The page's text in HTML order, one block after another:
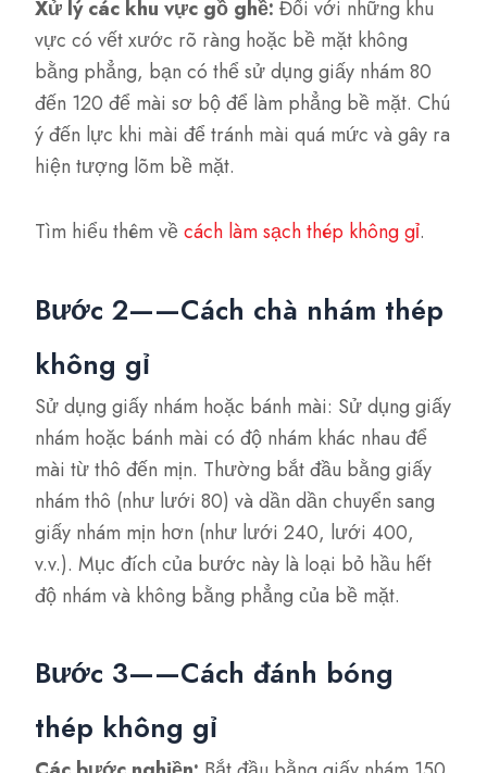
Xử lý các khu vực gồ ghề: Đối với những khu
vực có vết xước rõ ràng hoặc bề mặt không
bằng phẳng, bạn có thể sử dụng giấy nhám 80
đến 120 để mài sơ bộ để làm phẳng bề mặt. Chú
ý đến lực khi mài để tránh mài quá mức và gây ra
hiện tượng lõm bề mặt.
Tìm hiểu thêm vềcách làm sạch thép không gỉ.
Bước 2——Cách chà nhám thép
không gỉ
Sử dụng giấy nhám hoặc bánh mài: Sử dụng giấy
nhám hoặc bánh mài có độ nhám khác nhau để
mài từ thô đến mịn. Thường bắt đầu bằng giấy
nhám thô (như lưới 80) và dần dần chuyển sang
giấy nhám mịn hơn (như lưới 240, lưới 400,
v.v.). Mục đích của bước này là loại bỏ hầu hết
độ nhám và không bằng phẳng của bề mặt.
Bước 3——Cách đánh bóng
thép không gỉ